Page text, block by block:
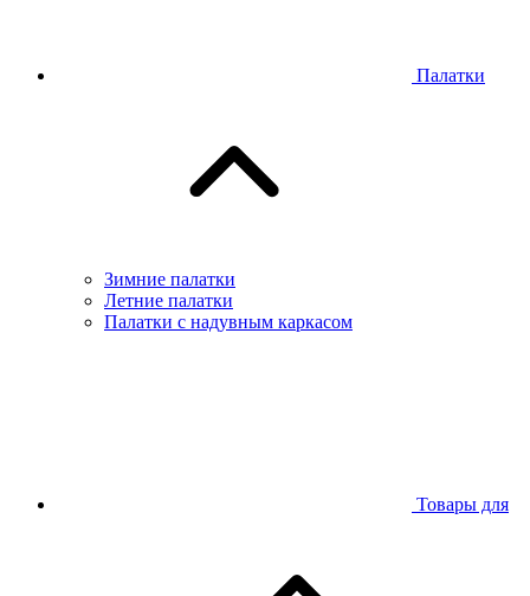
Палатки
Зимние палатки
Летние палатки
Палатки с надувным каркасом
Товары для